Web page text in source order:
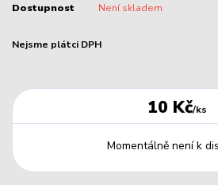
Dostupnost Není skladem
Nejsme plátci DPH
10 Kč/ks
Momentálně není k